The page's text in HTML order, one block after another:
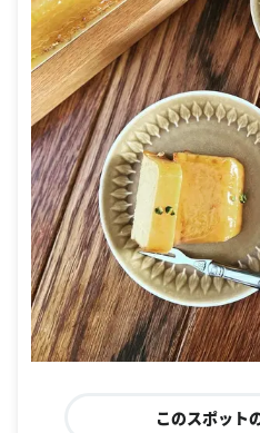
このスポット